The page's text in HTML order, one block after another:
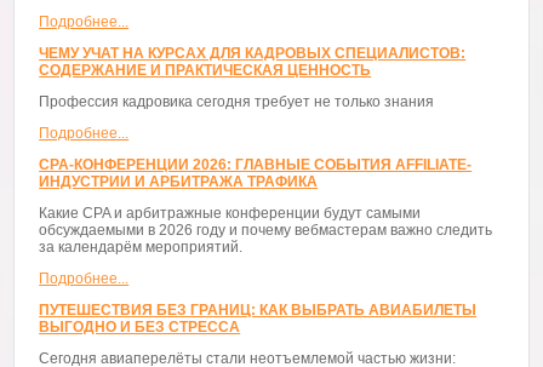
Подробнее...
ЧЕМУ УЧАТ НА КУРСАХ ДЛЯ КАДРОВЫХ СПЕЦИАЛИСТОВ:
СОДЕРЖАНИЕ И ПРАКТИЧЕСКАЯ ЦЕННОСТЬ
Профессия кадровика сегодня требует не только знания
Подробнее...
CPA-КОНФЕРЕНЦИИ 2026: ГЛАВНЫЕ СОБЫТИЯ AFFILIATE-
ИНДУСТРИИ И АРБИТРАЖА ТРАФИКА
Какие CPA и арбитражные конференции будут самыми
обсуждаемыми в 2026 году и почему вебмастерам важно следить
за календарём мероприятий.
Подробнее...
ПУТЕШЕСТВИЯ БЕЗ ГРАНИЦ: КАК ВЫБРАТЬ АВИАБИЛЕТЫ
ВЫГОДНО И БЕЗ СТРЕССА
Сегодня авиаперелёты стали неотъемлемой частью жизни: